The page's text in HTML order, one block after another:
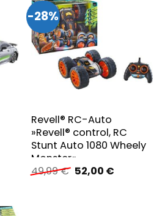
-28%
Revell® RC-Auto
»Revell® control, RC
Stunt Auto 1080 Wheely
Monster«
49,99€ Ursprünglicher
Preis
52,00 €Aktueller